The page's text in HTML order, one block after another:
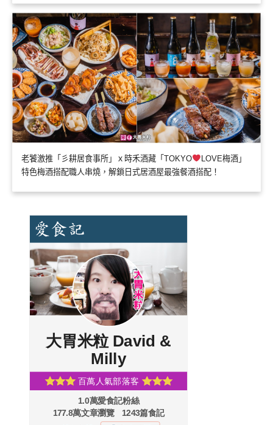
老饕激推「彡耕居食事所」ｘ時禾酒藏「TOKYO
LOVE梅酒」
特色梅酒搭配職人串燒，解鎖日式居酒屋最強餐酒搭配！